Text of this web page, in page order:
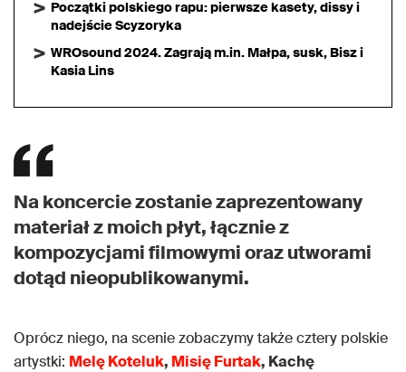
Początki polskiego rapu: pierwsze kasety, dissy i
nadejście Scyzoryka
WROsound 2024. Zagrają m.in. Małpa, susk, Bisz i
Kasia Lins
Na koncercie zostanie zaprezentowany
materiał z moich płyt, łącznie z
kompozycjami filmowymi oraz utworami
dotąd nieopublikowanymi.
Oprócz niego, na scenie zobaczymy także cztery polskie
artystki: Melę Koteluk, Misię Furtak, Kachę